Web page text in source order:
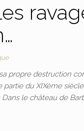
propre destruction
du XIXème
le château de